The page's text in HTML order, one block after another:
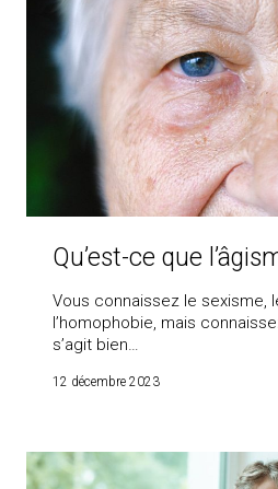
Qu’est-ce que
Vous connaissez le sexisme,
l’homophobie, mais
s’agit bien…
12 décembre 2023